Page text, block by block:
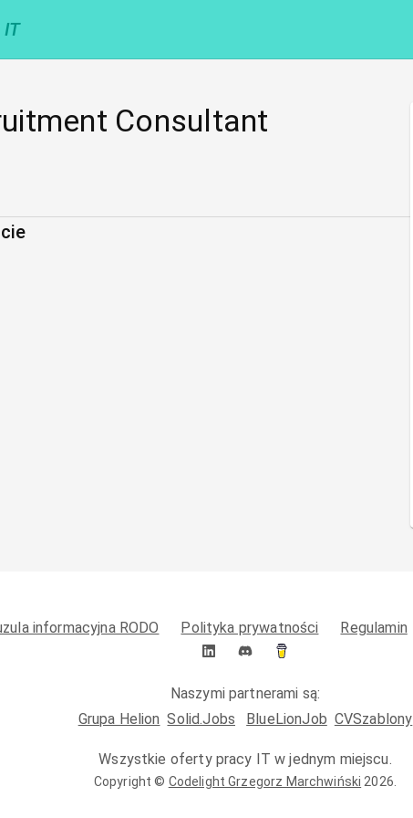
Consultant
informacyjna RODO Polityka prywatności Regulamin
Naszymi partnerami są:
Grupa Helion Solid.Jobs BlueLionJob CVSzablony
Wszystkie oferty pracy IT w jednym miejscu.
Copyright © Codelight Grzegorz Marchwiński 2026